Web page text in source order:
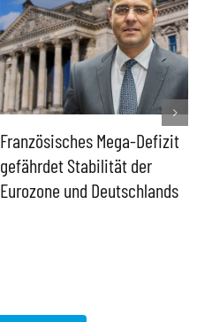
Französisches Mega-Defizit
gefährdet Stabilität der
Eurozone und Deutschlands